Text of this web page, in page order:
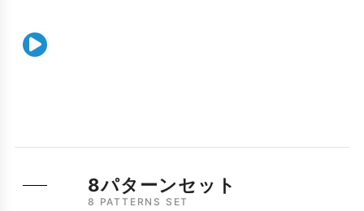

8パターンセット
8 PATTERNS SET